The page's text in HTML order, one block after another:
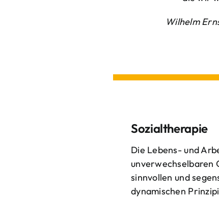
Wilhelm
Sozialtherapie
Die Lebens- und
unverwechselbaren
sinnvollen und
dynamischen